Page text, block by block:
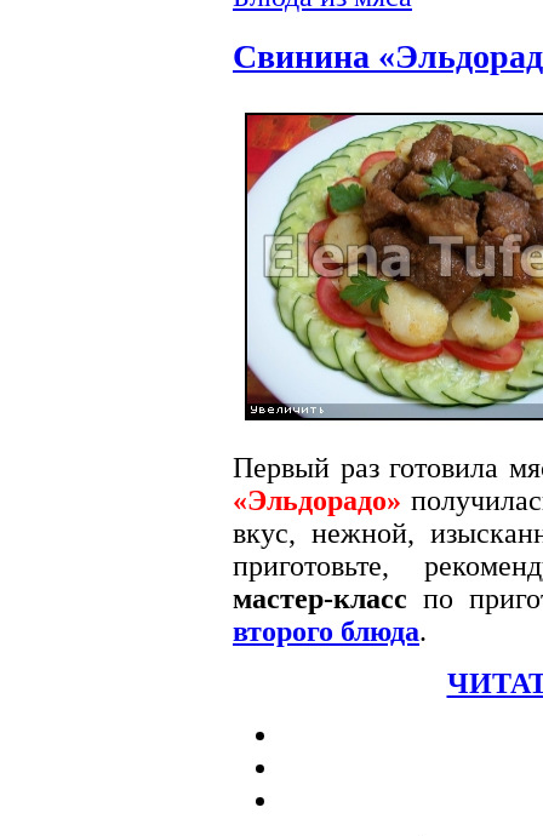
Свинина
Первый раз готовила
«Эльдорадо»
вкус, нежной,
приготовьте,
мастер-класс по
второго блюда.